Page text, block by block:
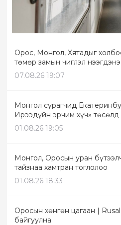
Орос, Монгол, Хятадыг
төмөр замын чиглэл нээгдэнэ
07.08.26 19:07
Монгол сурагчид
Ирээдүйн эрчим хүч»
01.08.26 19:05
Монгол, Оросын уран
тайзнаа хамтран тоглолоо
01.08.26 18:33
Оросын хөнгөн цагаан |
байгуулна